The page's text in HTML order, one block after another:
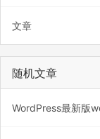
文章
随机文章
WordPress最新版